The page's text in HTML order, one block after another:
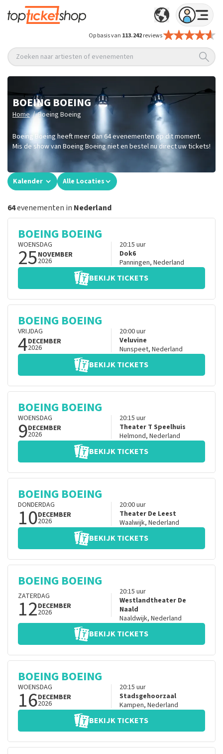
Op basis van 113.242reviews
Zoeken naar artiesten of evenementen
BOEING BOEING
Home / Boeing Boeing
Boeing Boeing heeft meer dan 64 evenementen op dit moment.
Mis de show van Boeing Boeing niet en bestel nu direct uw tickets!
Kalender Alle Locaties
64evenementen in Nederland
BOEING BOEING
WOENSDAG
25NOVEMBER
2026
20:15 uur
Dok6
Panningen, Nederland
BEKIJK TICKETS
BOEING BOEING
VRIJDAG
4DECEMBER
2026
20:00uur
Veluvine
Nunspeet, Nederland
BEKIJK TICKETS
BOEING BOEING
WOENSDAG
9DECEMBER
2026
20:15 uur
Theater T Speelhuis
Helmond, Nederland
BEKIJK TICKETS
BOEING BOEING
DONDERDAG
10DECEMBER
2026
20:00uur
Theater De Leest
Waalwijk, Nederland
BEKIJK TICKETS
BOEING BOEING
ZATERDAG
12DECEMBER
2026
20:15 uur
Westlandtheater De
Naald
Naaldwijk, Nederland
BEKIJK TICKETS
BOEING BOEING
WOENSDAG
16DECEMBER
2026
20:15 uur
Stadsgehoorzaal
Kampen, Nederland
BEKIJK TICKETS